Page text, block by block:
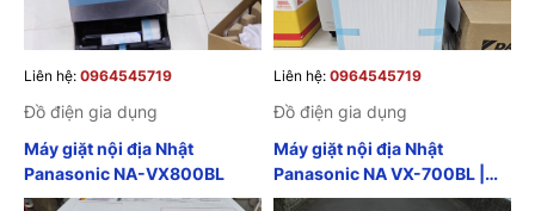
Liên hệ: 0964545719 Liên hệ: 0964545719
Đồ điện gia dụng
Máy giặt nội địa Nhật
Panasonic NA-VX800BL
Đồ điện gia dụng
Máy giặt nội địa Nhật
Panasonic NA VX-700BL |
Máy giặt Panasonic nội địa